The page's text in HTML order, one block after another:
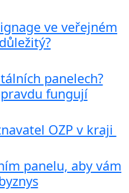
ve veřejném
panelech?
fungují
OZP v kraji
panelu, aby vám